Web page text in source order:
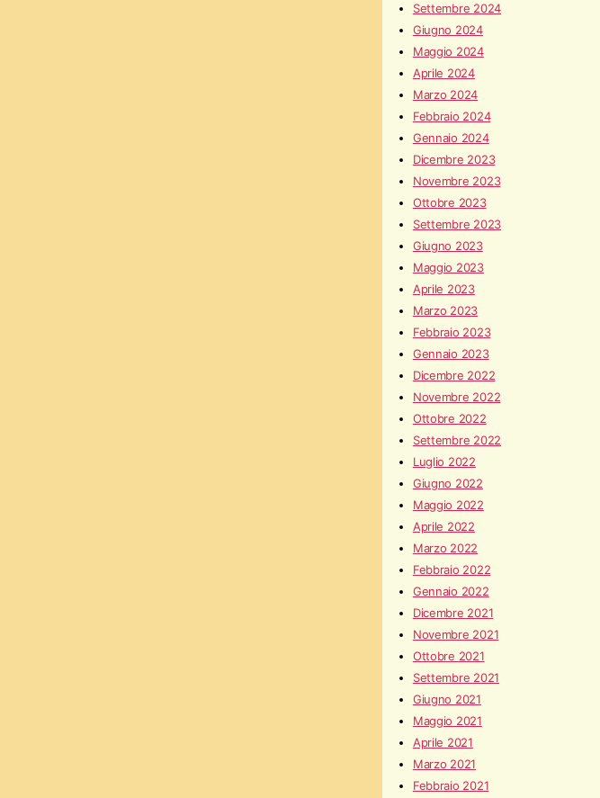
Settembre 2024
Giugno 2024
Maggio 2024
Aprile 2024
Marzo 2024
Febbraio 2024
Gennaio 2024
Dicembre 2023
Novembre 2023
Ottobre 2023
Settembre 2023
Giugno 2023
Maggio 2023
Aprile 2023
Marzo 2023
Febbraio 2023
Gennaio 2023
Dicembre 2022
Novembre 2022
Ottobre 2022
Settembre 2022
Luglio 2022
Giugno 2022
Maggio 2022
Aprile 2022
Marzo 2022
Febbraio 2022
Gennaio 2022
Dicembre 2021
Novembre 2021
Ottobre 2021
Settembre 2021
Giugno 2021
Maggio 2021
Aprile 2021
Marzo 2021
Febbraio 2021